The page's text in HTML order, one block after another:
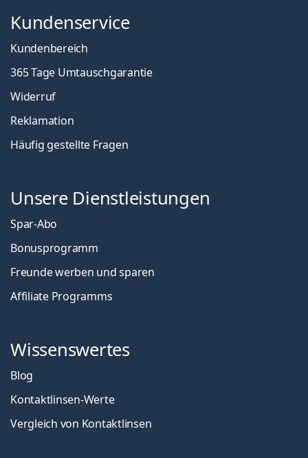
Kundenservice
Kundenbereich
365 Tage Umtauschgarantie
Widerruf
Reklamation
Häufig gestellte Fragen
Unsere Dienstleistungen
Spar-Abo
Bonusprogramm
Freunde werben und sparen
Affiliate Programms
Wissenswertes
Blog
Kontaktlinsen-Werte
Vergleich von Kontaktlinsen